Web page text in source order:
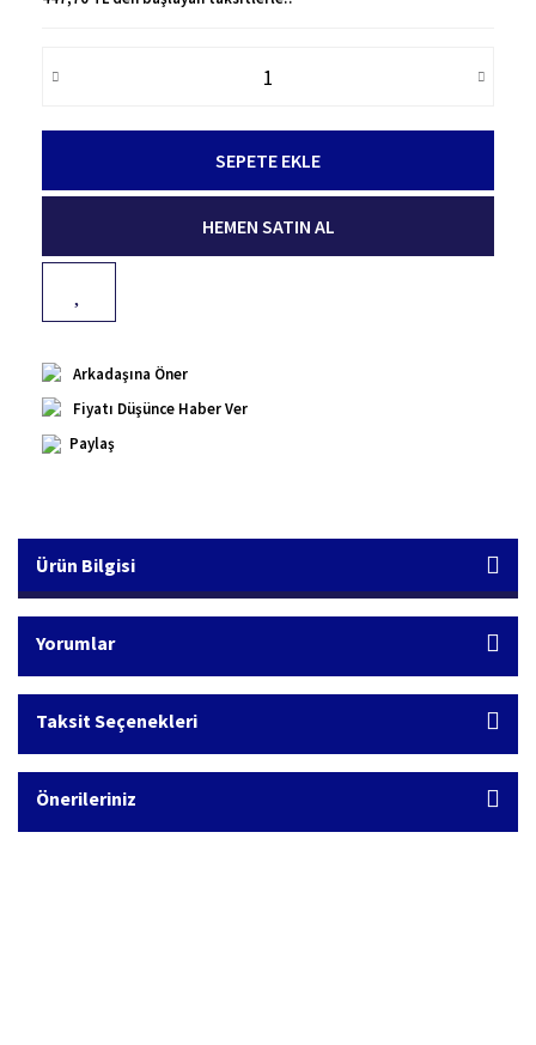
SEPETE EKLE
HEMEN SATIN AL
Arkadaşına Öner
Fiyatı Düşünce Haber Ver
Paylaş
Ürün Bilgisi
Yorumlar
Taksit Seçenekleri
Önerileriniz